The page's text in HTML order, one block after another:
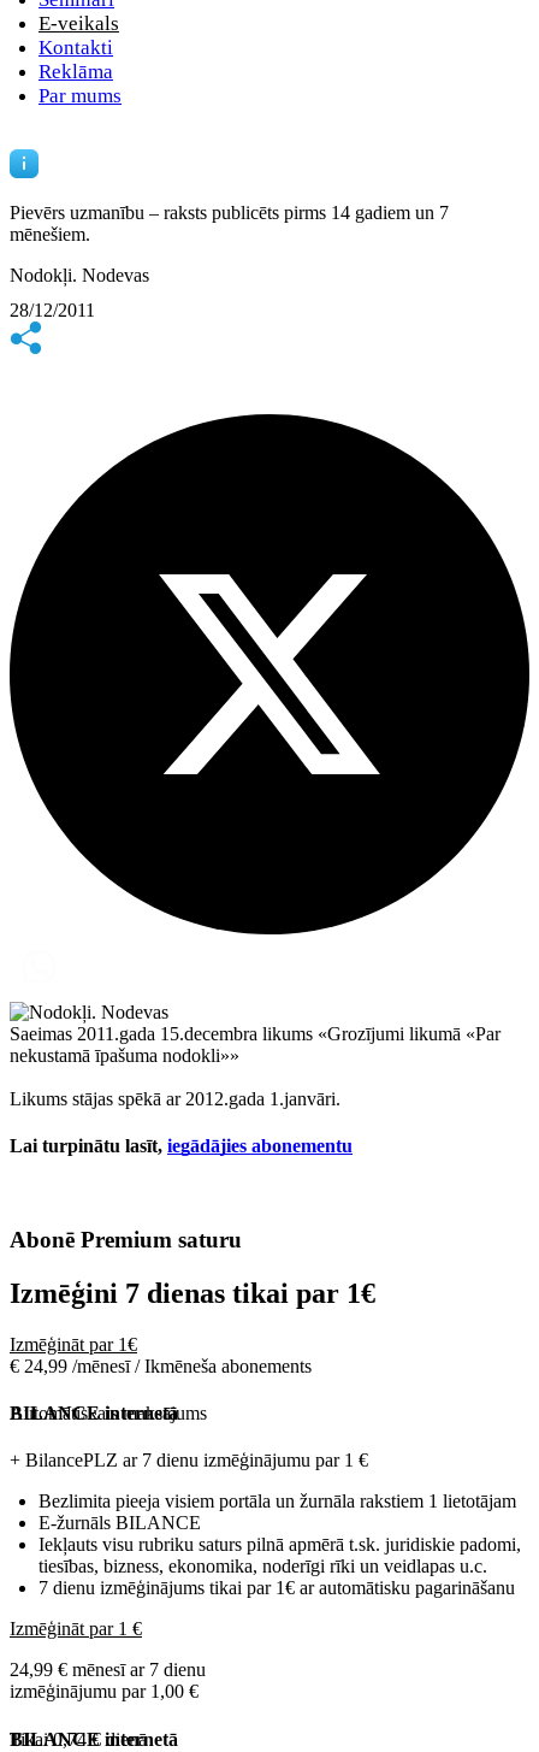
E-veikals
Kontakti
Reklāma
Par mums
Pievērs uzmanību – raksts publicēts pirms 14 gadiem un 7
mēnešiem.
Nodokļi. Nodevas
28/12/2011
Saeimas 2011.gada 15.decembra likums «Grozījumi likumā «Par
nekustamā īpašuma nodokli»»
Likums stājas spēkā ar 2012.gada 1.janvāri.
Lai turpinātu lasīt, iegādājies abonementu
Abonē Premium saturu
Izmēģini 7 dienas tikai par 1€
Izmēģināt par 1€
€ 24,99 /mēnesī / Ikmēneša abonements
Automātiskais maksājums
BILANCE internetā
+ BilancePLZ ar 7 dienu izmēģinājumu par 1 €
Bezlimita pieeja visiem portāla un žurnāla rakstiem 1 lietotājam
E-žurnāls BILANCE
Iekļauts visu rubriku saturs pilnā apmērā t.sk. juridiskie padomi,
tiesības, bizness, ekonomika, noderīgi rīki un veidlapas u.c.
7 dienu izmēģinājums tikai par 1€ ar automātisku pagarināšanu
Izmēģināt par 1 €
24,99 € mēnesī ar 7 dienu
izmēģinājumu par 1,00 €
Tikai 0,74 € dienā
BILANCE internetā